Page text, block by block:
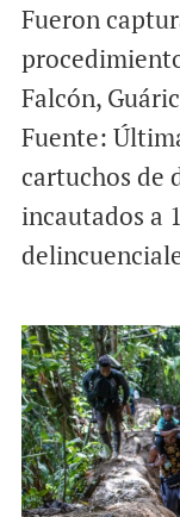
Fueron
Falcón,
Fuente:
cartuchos de
incautados a